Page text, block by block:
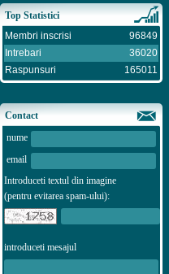
Top Statistici
Membri inscrisi
96849
Intrebari
36020
Raspunsuri
165011
Contact
nume
email
Introduceti textul din imagine
(pentru evitarea spam-ului):
introduceti mesajul